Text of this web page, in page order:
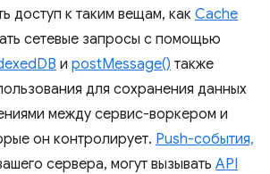
доступ к таким вещам, как Cache
сетевые запросы с помощью
и postMessage() также
для сохранения данных
между сервис-воркером и
он контролирует. Push-события,
сервера, могут вызывать API